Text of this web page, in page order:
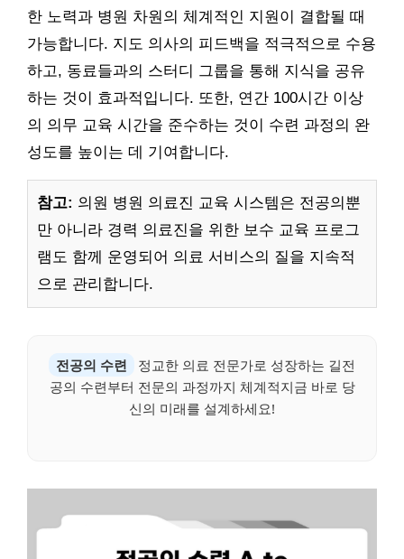
한 노력과 병원 차원의 체계적인 지원이 결합될 때
가능합니다. 지도 의사의 피드백을 적극적으로 수용
하고, 동료들과의 스터디 그룹을 통해 지식을 공유
하는 것이 효과적입니다. 또한, 연간 100시간 이상
의 의무 교육 시간을 준수하는 것이 수련 과정의 완
성도를 높이는 데 기여합니다.
참고: 의원 병원 의료진 교육 시스템은 전공의뿐
만 아니라 경력 의료진을 위한 보수 교육 프로그
램도 함께 운영되어 의료 서비스의 질을 지속적
으로 관리합니다.
전공의 수련
정교한 의료 전문가로 성장하는 길전
공의 수련부터 전문의 과정까지 체계적지금 바로 당
신의 미래를 설계하세요!